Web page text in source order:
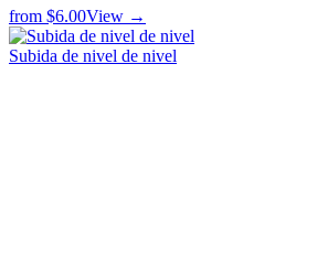
from $6.00View →
Subida de nivel de nivel